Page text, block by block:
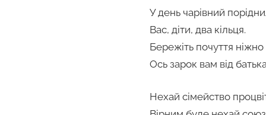
У день чарівний
Вас, діти, два кільця.
Бережіть почуття
Ось зарок вам від
Нехай сімейство